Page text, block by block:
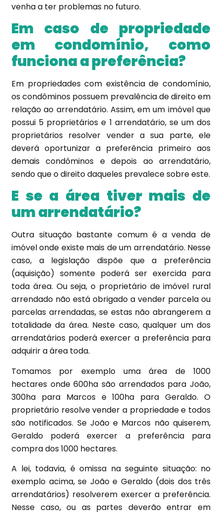
venha a ter problemas no futuro.
Em caso de propriedade
em condomínio, como
funciona a preferência?
Em propriedades com existência de condomínio,
os condôminos possuem prevalência de direito em
relação ao arrendatário. Assim, em um imóvel que
possui 5 proprietários e 1 arrendatário, se um dos
proprietários resolver vender a sua parte, ele
deverá oportunizar a preferência primeiro aos
demais condôminos e depois ao arrendatário,
sendo que o direito daqueles prevalece sobre este.
E se a área tiver mais de
um arrendatário?
Outra situação bastante comum é a venda de
imóvel onde existe mais de um arrendatário. Nesse
caso, a legislação dispõe que a preferência
(aquisição) somente poderá ser exercida para
toda área. Ou seja, o proprietário de imóvel rural
arrendado não está obrigado a vender parcela ou
parcelas arrendadas, se estas não abrangerem a
totalidade da área. Neste caso, qualquer um dos
arrendatários poderá exercer a preferência para
adquirir a área toda.
Tomamos por exemplo uma área de 1000
hectares onde 600ha são arrendados para João,
300ha para Marcos e 100ha para Geraldo. O
proprietário resolve vender a propriedade e todos
são notificados. Se João e Marcos não quiserem,
Geraldo poderá exercer a preferência para
compra dos 1000 hectares.
A lei, todavia, é omissa na seguinte situação: no
exemplo acima, se João e Geraldo (dois dos três
arrendatários) resolverem exercer a preferência.
Nesse caso, ou as partes deverão entrar em